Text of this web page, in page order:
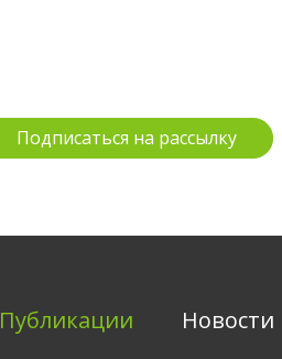
Публикации Новости